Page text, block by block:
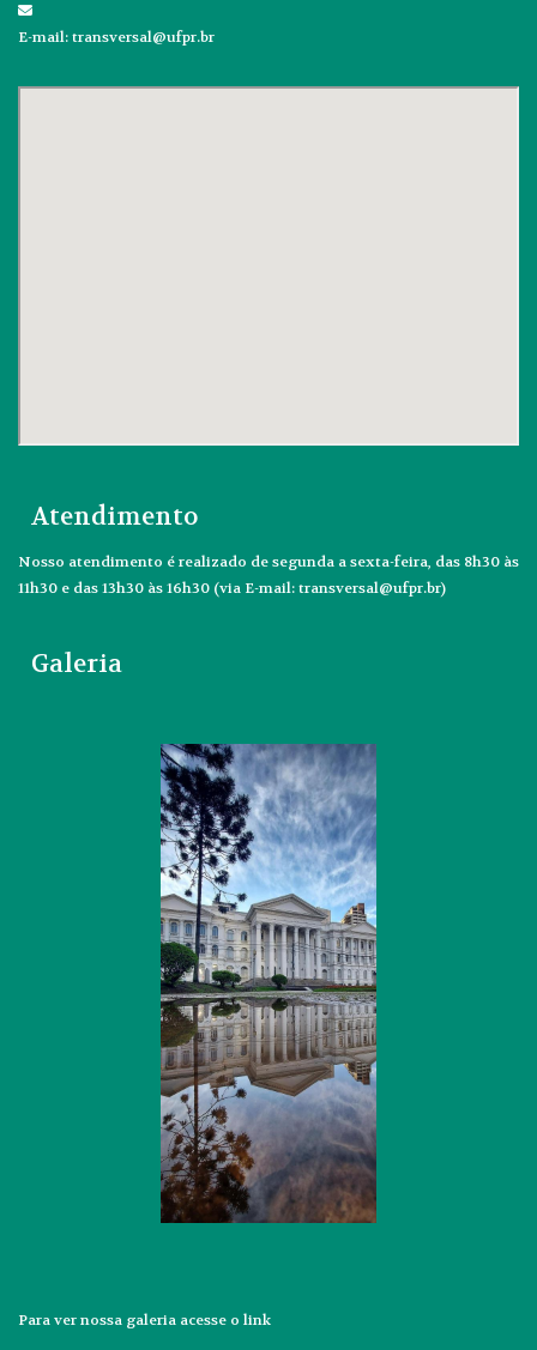
E-mail: transversal@ufpr.br
Atendimento
Nosso atendimento é realizado de segunda a sexta-feira, das 8h30 às
11h30 e das 13h30 às 16h30 (via E-mail: transversal@ufpr.br)
Galeria
Para ver nossa galeria acesse o link